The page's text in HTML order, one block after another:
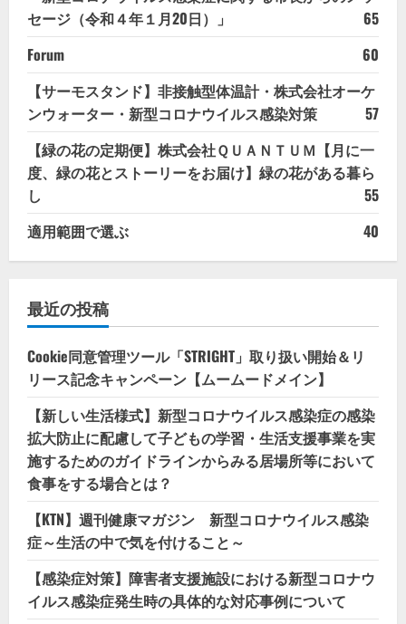
セージ（令和４年１月20日）」
65
Forum
60
【サーモスタンド】非接触型体温計・株式会社オーケ
ンウォーター・新型コロナウイルス感染対策
57
【緑の花の定期便】株式会社ＱＵＡＮＴＵＭ【月に一
度、緑の花とストーリーをお届け】緑の花がある暮ら
し
55
適用範囲で選ぶ
40
最近の投稿
Cookie同意管理ツール「STRIGHT」取り扱い開始＆リ
リース記念キャンペーン【ムームードメイン】
【新しい生活様式】新型コロナウイルス感染症の感染
拡大防止に配慮して子どもの学習・生活支援事業を実
施するためのガイドラインからみる居場所等において
食事をする場合とは？
【KTN】週刊健康マガジン 新型コロナウイルス感染
症～生活の中で気を付けること～
【感染症対策】障害者支援施設における新型コロナウ
イルス感染症発生時の具体的な対応事例について